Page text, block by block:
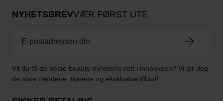
NYHETSBREVVÆR FØRST UTE
Vil du få de beste beauty-nyhetene rett i innboksen? Vi gir deg
de siste trendene, tipsene og eksklusive tilbud!